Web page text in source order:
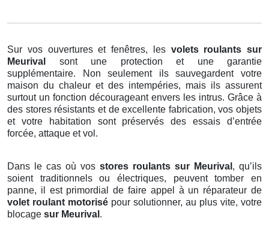
Sur vos ouvertures et fenêtres, les volets roulants sur
Meurival sont une protection et une garantie
supplémentaire. Non seulement ils sauvegardent votre
maison du chaleur et des intempéries, mais ils assurent
surtout un fonction décourageant envers les intrus. Grâce à
des stores résistants et de excellente fabrication, vos objets
et votre habitation sont préservés des essais d’entrée
forcée, attaque et vol.
Dans le cas où vos stores roulants sur Meurival , qu’ils
soient traditionnels ou électriques, peuvent tomber en
panne, il est primordial de faire appel à un réparateur de
volet roulant motorisé pour solutionner, au plus vite, votre
blocage sur Meurival .